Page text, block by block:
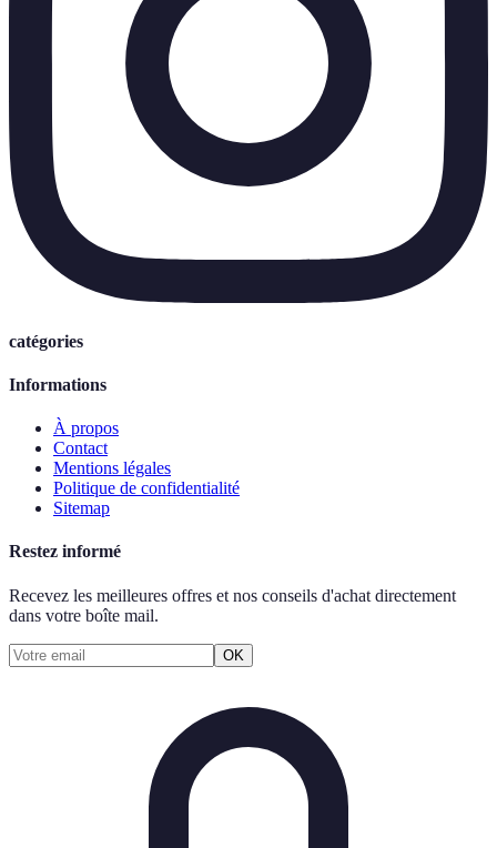
catégories
Informations
À propos
Contact
Mentions légales
Politique de confidentialité
Sitemap
Restez informé
Recevez les meilleures offres et nos conseils d'achat directement
dans votre boîte mail.
OK